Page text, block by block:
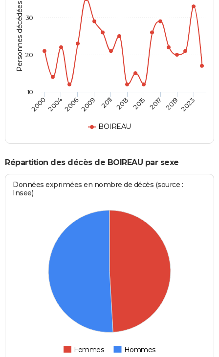
Personnes décédées
BOIREAU
2000200420062009 2011 2013 2015 2017 2019 2023
10
20
30
Répartition des décès de BOIREAU par sexe
Données exprimées en nombre de décès (source :
Insee)
Femmes Hommes